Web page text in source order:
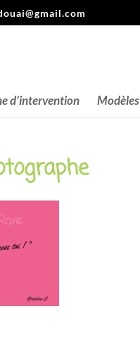
d’intervention Modèles